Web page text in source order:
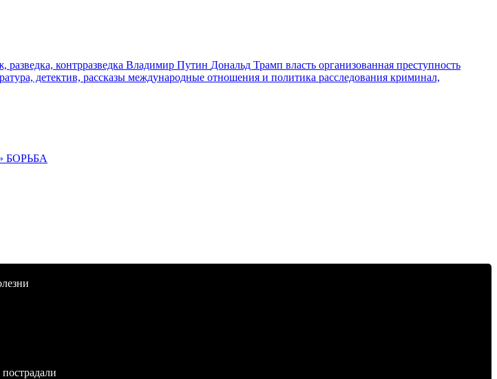
разведка, контрразведка Владимир Путин Дональд Трамп власть организованная преступность
детектив, рассказы международные отношения и политика расследования криминал,